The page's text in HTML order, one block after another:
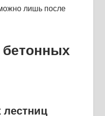
лишь после
лестниц